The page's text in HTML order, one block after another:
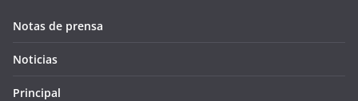
Notas de prensa
Noticias
Principal